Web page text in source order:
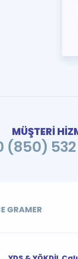
MÜŞTERİ
(850) 532
GRAMER